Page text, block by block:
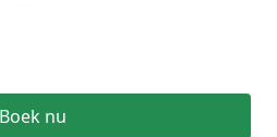
Boek nu